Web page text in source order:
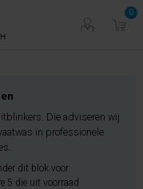
0
Die adviseren wij
in professionele
dit blok voor
5 die uit voorraad